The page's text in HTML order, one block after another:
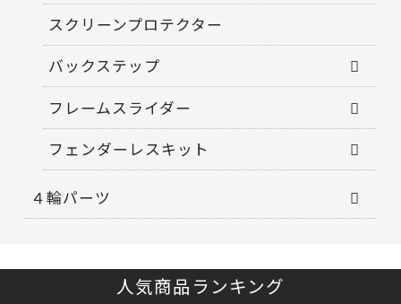
スクリーンプロテクター
バックステップ
フレームスライダー
フェンダーレスキット
４輪パーツ
人気商品ランキング